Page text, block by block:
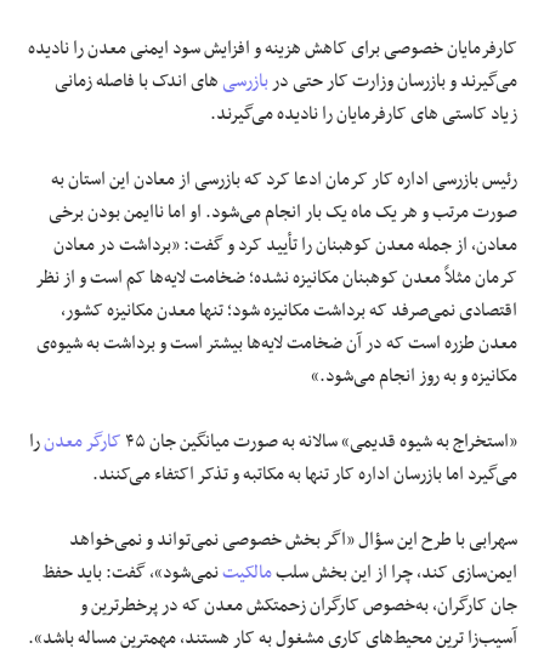
کارفرمایان خصوصی برای کاهش هزینه و افزایش سود ایمنی معدن را نادیده
می‌گیرند و بازرسان وزارت کار حتی دربازرسیهای اندک با فاصله زمانی
زیاد کاستی های کارفرمایان را نادیده می‌گیرند.
رئیس بازرسی اداره کار کرمان ادعا کرد که بازرسی از معادن این استان به
صورت مرتب و هر یک ماه یک بار انجام می‌شود. او اما ناایمن بودن برخی
معادن، از جمله معدن کوهبنان را تأیید کرد و گفت: «برداشت در معادن
کرمان مثلاً معدن کوهبنان مکانیزه نشده؛ ضخامت لایه‌ها کم است و از نظر
اقتصادی نمی‌صرفد که برداشت مکانیزه شود؛ تنها معدن مکانیزه کشور،
معدن طزره است که در آن ضخامت لایه‌ها بیشتر است و برداشت به شیوه‌ی
مکانیزه و به روز انجام می‌شود.»
«استخراج به شیوه قدیمی» سالانه به صورت میانگین جان ۴۵ کارگر معدنرا
می‌گیرد اما بازرسان اداره کار تنها به مکاتبه و تذکر اکتفاء می‌کنند.
سهرابی با طرح این سؤال «اگر بخش خصوصی نمی‌تواند و نمی‌خواهد
ایمن‌سازی کند، چرا از این بخش سلبمالکیتنمی‌شود»، گفت: باید حفظ
جان کارگران، به‌خصوص کارگران زحمتکش معدن که در پرخطرترین و
آسیب‌زا ترین محیط‌های کاری مشغول به کار هستند، مهمترین مساله باشد».